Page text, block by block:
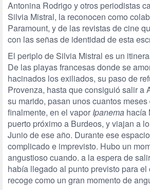
Antonina Rodrigo y otros periodistas
Silvia Mistral, la reconocen como
Paramount, y de las revistas de cine
con las señas de identidad de esta
El periplo de Silvia Mistral es un
De las playas francesas donde se
hacinados los exiliados, su paso de
Provenza, hasta que consiguió salir a
su marido, pasan unos cuantos
finalmente, en el vapor Ipanema hacía
puerto próximo a Burdeos, y viajan a
Junio de ese año. Durante ese
complicado e imprevisto. Hubo un
angustioso cuando. a la espera de
había llegado al punto previsto para el
recoge como un gran momento de